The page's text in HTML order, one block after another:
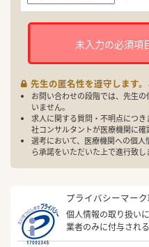
未入力の必須項
先生の匿名性を遵守します。
お問い合わせの段階では、先生
いません。
求人に関する質問・不明点につ
社コンサルタントが医療機関に確
選考において、医療機関への個
ら承諾をいただいた上で進行致し
プライバシーマー
個人情報の取り扱い
業者のみに付与され